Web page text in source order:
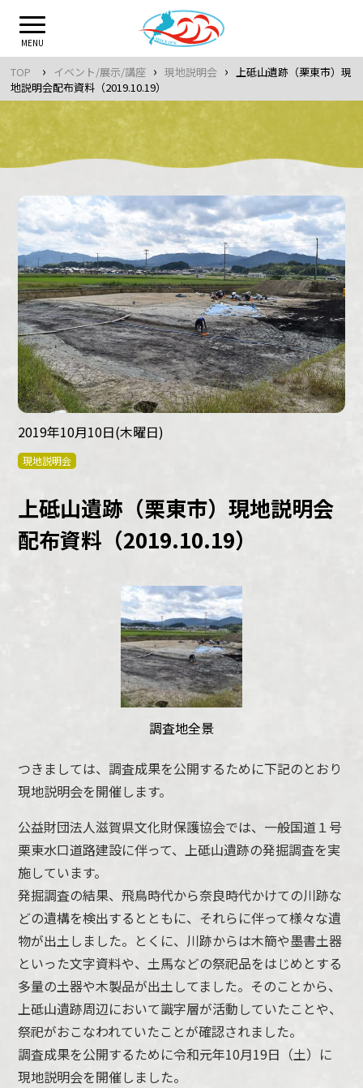
content
MENU
TOP › イベント/展示/講座 › 現地説明会 ›
上砥山遺跡（栗東市）現
地説明会配布資料（2019.10.19）
2019年10月10日(木曜日)
現地説明会
上砥山遺跡（栗東市）現地説明会
配布資料（2019.10.19）
調査地全景
つきましては、調査成果を公開するために下記のとおり
現地説明会を開催します。
公益財団法人滋賀県文化財保護協会では、一般国道１号
栗東水口道路建設に伴って、上砥山遺跡の発掘調査を実
施しています。
発掘調査の結果、飛鳥時代から奈良時代かけての川跡な
どの遺構を検出するとともに、それらに伴って様々な遺
物が出土しました。とくに、川跡からは木簡や墨書土器
といった文字資料や、土馬などの祭祀品をはじめとする
多量の土器や木製品が出土してました。そのことから、
上砥山遺跡周辺において識字層が活動していたことや、
祭祀がおこなわれていたことが確認されました。
調査成果を公開するために令和元年10月19日（土）に
現地説明会を開催しました。